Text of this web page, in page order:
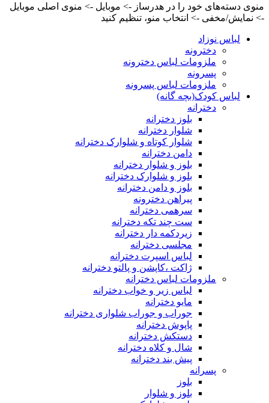
منوی دسته‌های خود را در هدرساز -> موبایل -> منوی اصلی موبایل
-> نمایش/مخفی -> انتخاب منو، تنظیم کنید
لباس نوزاد
دخترونه
ملزومات لباس دخترونه
پسرونه
ملزومات لباس پسرونه
لباس کودک(بچه گانه)
دخترانه
بلوز دخترانه
شلوار دخترانه
شلوار کوتاه و شلوارک دخترانه
دامن دخترانه
بلوز و شلوار دخترانه
بلوز و شلوارک دخترانه
بلوز و دامن دخترانه
پیراهن دخترونه
سرهمی دخترانه
ست چند تکه دخترانه
زیردکمه دار دخترانه
مجلسی دخترانه
لباس اسپرت دخترانه
ژاکت ،کاپشن و پالتو دخترانه
ملزومات لباس دخترانه
لباس زیر و خواب دخترانه
مایو دخترانه
جوراب و جوراب شلواری دخترانه
پاپوش دخترانه
دستکش دخترانه
شال و کلاه دخترانه
پیش بند دخترانه
پسرانه
بلوز
بلوز و شلوار